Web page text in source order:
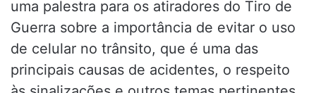
uma palestra para os atiradores do Tiro de
Guerra sobre a importância de evitar o uso
de celular no trânsito, que é uma das
principais causas de acidentes, o respeito